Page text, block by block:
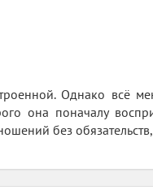
Однако всё
она поначалу
без